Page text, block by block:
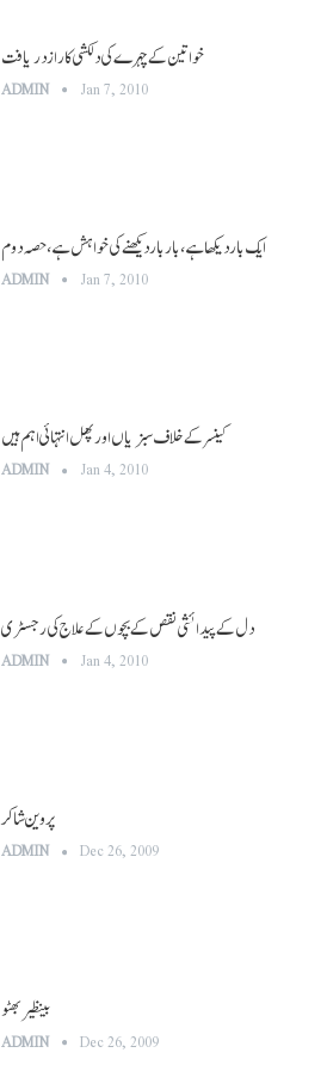
خواتین کے چہرے کی دلکشی کا راز دریافت
ADMIN Jan 7, 2010
ایک بار دیکھا ہے ، بار بار دیکھنے کی خواہش ہے، حصہ دوم
ADMIN Jan 7, 2010
کینسر کے خلاف سبزیاں اور پھل انتہائی اہم ہیں
ADMIN Jan 4, 2010
دل کے پیدائشی نقص کے بچوں کے علاج کی رجسٹری
ADMIN Jan 4, 2010
پروین شاکر
ADMIN Dec 26, 2009
بینظیر بھٹو
ADMIN Dec 26, 2009